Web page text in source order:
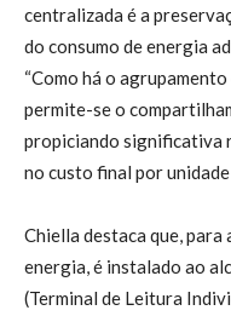
centralizada é a
do consumo de energia
“Como há o
permite-se o
propiciando significativa
no custo final por unidade
Chiella destaca que, para
energia, é instalado ao
(Terminal de Leitura